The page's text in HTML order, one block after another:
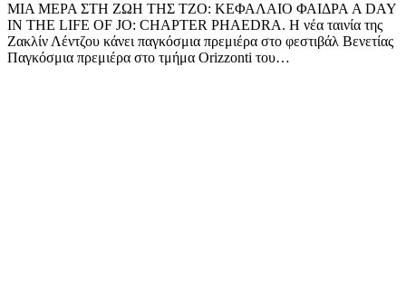
ΜΙΑ ΜΕΡΑ ΣΤΗ ΖΩΗ ΤΗΣ ΤΖΟ: ΚΕΦΑΛΑΙΟ ΦΑΙΔΡΑ A DAY
IN THE LIFE OF JO: CHAPTER PHAEDRA. Η νέα ταινία της
Ζακλίν Λέντζου κάνει παγκόσμια πρεμιέρα στο φεστιβάλ Βενετίας
Παγκόσμια πρεμιέρα στο τμήμα Orizzonti του…